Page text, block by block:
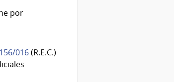
por
016(R.E.C.)